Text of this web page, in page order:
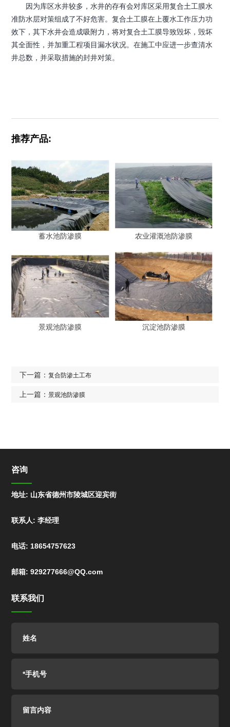
因为库区水井较多，水井的存有会对库区采用复合土工膜水
准防水层对策组成了不好危害。复合土工膜在上覆水工作压力功
效下，其下水井会造成吸附力，将对复合土工膜导致毁坏，毁坏
其全面性，并加重工程项目漏水状况。在施工中应进一步查清水
井总数，并采取措施的封井对策。
推荐产品:
蓄水池防渗膜 农业灌溉池防渗膜
景观池防渗膜 沉淀池防渗膜
下一篇：复合防渗土工布
上一篇：景观池防渗膜
咨询
地址: 山东省德州市陵城区迎宾街
联系人: 李经理
电话: 18654757623
邮箱: 929277666@QQ.com
联系我们